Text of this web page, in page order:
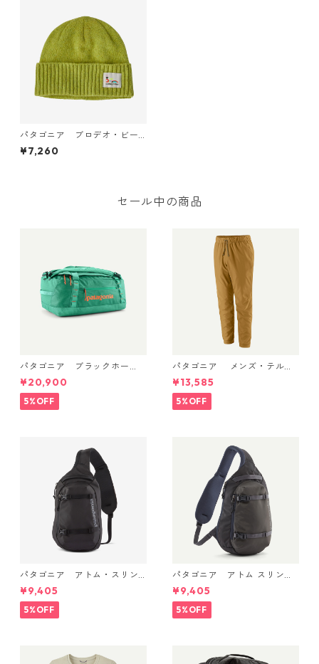
パタゴニア ブロデオ・ビー
ニー (カラー Lose It: Phosp
horus Green) Patagonia Bro
¥7,260
セール中の商品
パタゴニア ブラックホー
ル・ダッフル 40L Aqua Ston
e 49339 日本正規品
¥20,900
5%OFF
パタゴニア メンズ・テルボ
ンヌ・ジョガーズ (カラー Bo
bcat Brown) Patagonia Me
n's Terrebonne Trail Jogger
s 日本正規品 製品番号 2454
¥13,585
5%OFF
パタゴニア アトム・スリン
グ 8L (カラー Black) Patago
nia Atom Sling Bag 8L 日本
正規品 製品番号 48262
¥9,405
5%OFF
パタゴニア アトム スリング
8L Smolder Blue 48262 Pata
gonia Atom Sling Bag 8L 日
本正規品
¥9,405
5%OFF